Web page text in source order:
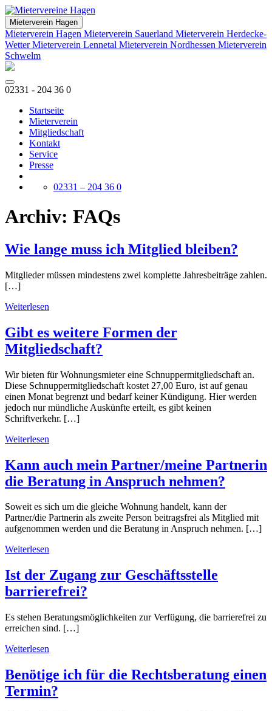
Mieterverein Hagen
Mieterverein Hagen Mieterverein Sauerland Mieterverein Herdecke-
WetterMieterverein Lennetal Mieterverein Nordhessen Mieterverein
Schwelm
02331 - 204 36 0
Startseite
Mieterverein
Mitgliedschaft
Kontakt
Service
Presse
02331 – 204 36 0
Archiv: FAQs
Wie lange muss ich Mitglied bleiben?
Mitglieder müssen mindestens zwei komplette Jahresbeiträge zahlen.
[…]
Weiterlesen
Gibt es weitere Formen der
Mitgliedschaft?
Wir bieten für Wohnungsmieter eine Schnuppermitgliedschaft an.
Diese Schnuppermitgliedschaft kostet 27,00 Euro, ist auf genau
einen Monat begrenzt und bedarf keiner Kündigung. Hier werden
jedoch nur mündliche Auskünfte erteilt, es gibt keinen
Schriftverkehr. […]
Weiterlesen
Kann auch mein Partner/meine Partnerin
die Beratung in Anspruch nehmen?
Soweit es sich um die gleiche Wohnung handelt, kann der
Partner/die Partnerin als zweite Person beitragsfrei als Mitglied mit
aufgenommen werden und die Beratung in Anspruch nehmen. […]
Weiterlesen
Ist der Zugang zur Geschäftsstelle
barrierefrei?
Es stehen Beratungsmöglichkeiten zur Verfügung, die barrierefrei zu
erreichen sind. […]
Weiterlesen
Benötige ich für die Rechtsberatung einen
Termin?